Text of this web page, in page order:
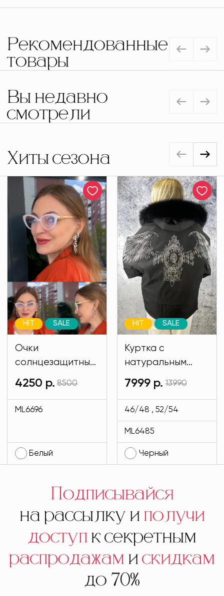
Рекомендованные
товары
Вы недавно
смотрели
Хиты сезона
Очки
солнцезащитные
имиджевые
белого цвета
MODLAV ML6696-
HIT SALE
4250 р. 8500
ML6696
Белый
Куртка с
натуральным
мехом и на
подкладе кролик
черного цвета
MODLAV ML6485-
13
HIT SALE
7999 р. 13990
46/48 , 52/54
ML6485
Черный
Подписывайся
на рассылку иполучи
доступк секретным
распродажамискидкам
до 70%